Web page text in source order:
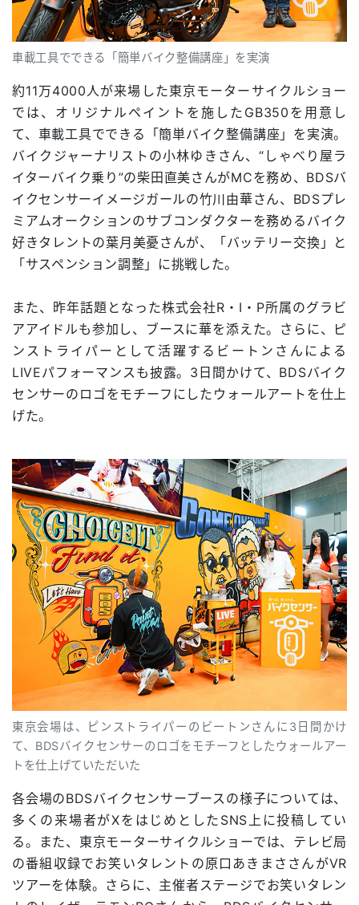
車載工具でできる「簡単バイク整備講座」を実演
約11万4000人が来場した東京モーターサイクルショー
では、オリジナルペイントを施したGB350を用意し
て、車載工具でできる「簡単バイク整備講座」を実演。
バイクジャーナリストの小林ゆきさん、“しゃべり屋ラ
イターバイク乗り”の柴田直美さんがMCを務め、BDSバ
イクセンサーイメージガールの竹川由華さん、BDSプレ
ミアムオークションのサブコンダクターを務めるバイク
好きタレントの葉月美憂さんが、「バッテリー交換」と
「サスペンション調整」に挑戦した。
また、昨年話題となった株式会社R・I・P所属のグラビ
アアイドルも参加し、ブースに華を添えた。さらに、ピ
ンストライパーとして活躍するビートンさんによる
LIVEパフォーマンスも披露。3日間かけて、BDSバイク
センサーのロゴをモチーフにしたウォールアートを仕上
げた。
東京会場は、ピンストライパーのビートンさんに3日間かけ
て、BDSバイクセンサーのロゴをモチーフとしたウォールアー
トを仕上げていただいた
各会場のBDSバイクセンサーブースの様子については、
多くの来場者がXをはじめとしたSNS上に投稿してい
る。また、東京モーターサイクルショーでは、テレビ局
の番組収録でお笑いタレントの原口あきまささんがVR
ツアーを体験。さらに、主催者ステージでお笑いタレン